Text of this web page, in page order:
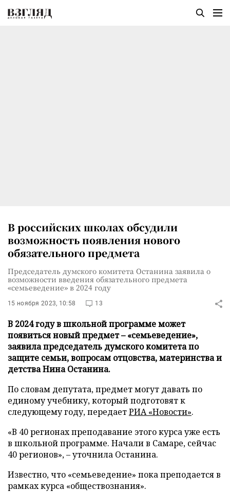
В российских школах обсудили
возможность появления нового
обязательного предмета
Председатель думского комитета Останина заявила о
возможности введения обязательного предмета
«семьеведение» в 2024 году
15 ноября 2023, 10:58 13
В 2024 году в школьной программе может
появиться новый предмет – «семьеведение»,
заявила председатель думского комитета по
защите семьи, вопросам отцовства, материнства и
детства Нина Останина.
По словам депутата, предмет могут давать по
единому учебнику, который подготовят к
следующему году, передаетРИА «Новости».
«В 40 регионах преподавание этого курса уже есть
в школьной программе. Начали в Самаре, сейчас
40 регионов», – уточнила Останина.
Известно, что «семьеведение» пока преподается в
рамках курса «обществознания».